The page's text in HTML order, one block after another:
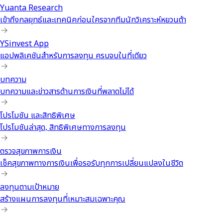
Yuanta Research
เข้าถึงกลยุทธ์และเทคนิคก่อนใครจากทีมนักวิเคราะห์หยวนต้า
YSinvest App
แอปพลิเคชันสำหรับการลงทุน ครบจบในที่เดียว
บทความ
บทความและข่าวสารด้านการเงินที่พลาดไม่ได้
โปรโมชัน และสิทธิพิเศษ
โปรโมชันล่าสุด, สิทธิพิเศษทางการลงทุน
ตรวจสุขภาพการเงิน
เช็คสุขภาพทางการเงินเพื่อรอรับทุกการเปลี่ยนแปลงในชีวิต
ลงทุนตามเป้าหมาย
สร้างแผนการลงทุนที่เหมาะสมเฉพาะคุณ